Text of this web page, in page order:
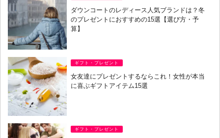
ダウンコートのレディース人気ブランドは？冬
のプレゼントにおすすめの15選【選び方・予
算】
ギフト・プレゼント
女友達にプレゼントするならこれ！女性が本当
に喜ぶギフトアイテム15選
ギフト・プレゼント